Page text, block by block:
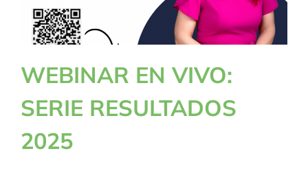
WEBINAR EN VIVO:
SERIE RESULTADOS
2025